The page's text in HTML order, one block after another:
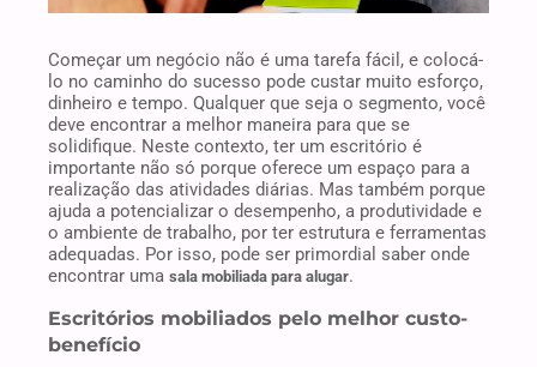
Começar um negócio não é uma tarefa fácil, e colocá-
lo no caminho do sucesso pode custar muito esforço,
dinheiro e tempo. Qualquer que seja o segmento, você
deve encontrar a melhor maneira para que se
solidifique. Neste contexto, ter um escritório é
importante não só porque oferece um espaço para a
realização das atividades diárias. Mas também porque
ajuda a potencializar o desempenho, a produtividade e
o ambiente de trabalho, por ter estrutura e ferramentas
adequadas. Por isso, pode ser primordial saber onde
encontrar uma sala mobiliada para alugar.
Escritórios mobiliados pelo melhor custo-
benefício